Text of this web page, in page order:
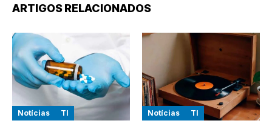
ARTIGOS RELACIONADOS
Notícias TI Notícias TI